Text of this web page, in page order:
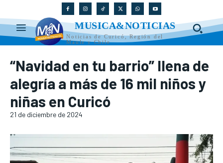
MUSICA&NOTICIAS
Noticias de Curicó, Región del
Maule y Chile
“Navidad en tu barrio” llena de
alegría a más de 16 mil niños y
niñas en Curicó
21 de diciembre de 2024